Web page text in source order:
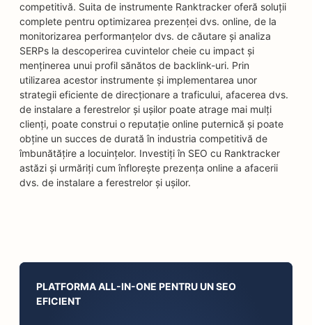
competitivă. Suita de instrumente Ranktracker oferă soluții
complete pentru optimizarea prezenței dvs. online, de la
monitorizarea performanțelor dvs. de căutare și analiza
SERPs la descoperirea cuvintelor cheie cu impact și
menținerea unui profil sănătos de backlink-uri. Prin
utilizarea acestor instrumente și implementarea unor
strategii eficiente de direcționare a traficului, afacerea dvs.
de instalare a ferestrelor și ușilor poate atrage mai mulți
clienți, poate construi o reputație online puternică și poate
obține un succes de durată în industria competitivă de
îmbunătățire a locuințelor. Investiți în SEO cu Ranktracker
astăzi și urmăriți cum înflorește prezența online a afacerii
dvs. de instalare a ferestrelor și ușilor.
PLATFORMA ALL-IN-ONE PENTRU UN SEO
EFICIENT